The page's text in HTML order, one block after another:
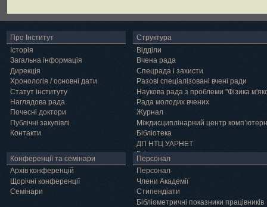
Про Інститут
Історія
Загальна інформація
Дирекція
Хронологія / основні дати
Статут інституту
Наглядова рада
Почесні доктори
Публічні закупівлі
Контакти
Структура
Відділи
Вчена рада
Спецрада і захисти
Разові спеціалізовані вчені ради
Наукова рада з проблеми "Фізика
Рада молодих вчених
Журнал
Міждисциплінарний центр
Бібліотека
ДП НТЦ УАРНЕТ
Грід
Конференції та семінари
Архів конференцій
Щорічні конференції
Семінари
Персонал
Персонал
Члени Академії
Cтипендіати
Бібліометричні показники працівників